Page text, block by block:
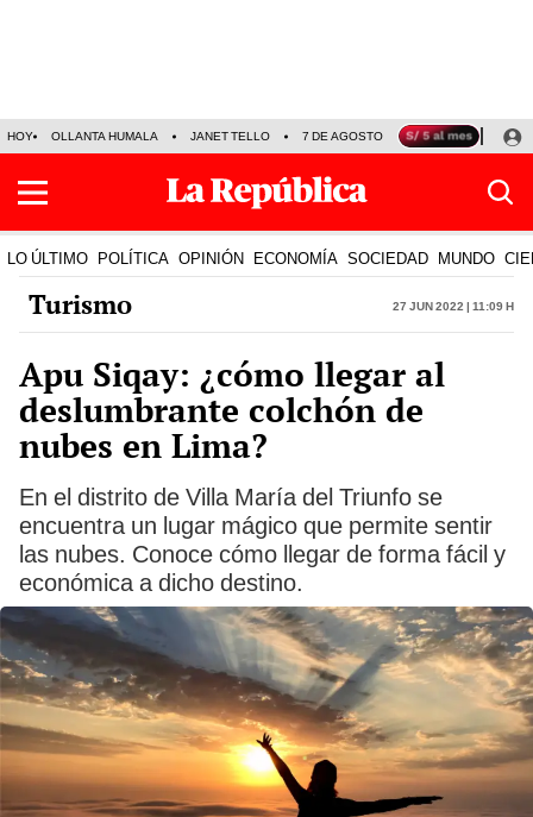
HOY OLLANTA HUMALA JANET TELLO 7 DE AGOSTO TINKA RESULTADOS
LO ÚLTIMO POLÍTICA OPINIÓN ECONOMÍA SOCIEDAD MUNDO
Turismo 27 Jun 2022 | 11:09 h
Apu Siqay: ¿cómo llegar al
deslumbrante colchón de
nubes en Lima?
En el distrito de Villa María del Triunfo se
encuentra un lugar mágico que permite sentir
las nubes. Conoce cómo llegar de forma fácil y
económica a dicho destino.